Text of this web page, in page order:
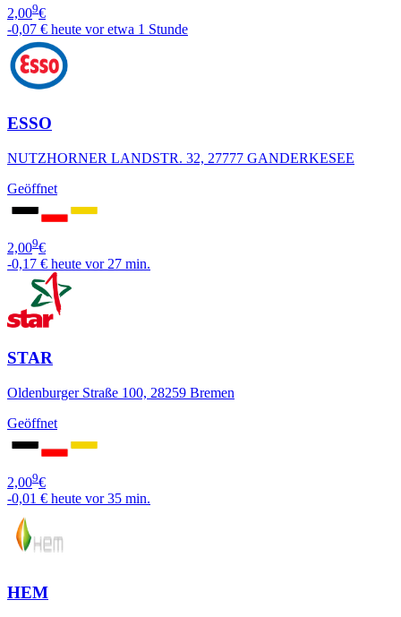
2,009€
-0,07 € heute vor etwa 1 Stunde
ESSO
NUTZHORNER LANDSTR. 32, 27777 GANDERKESEE
Geöffnet
2,009€
-0,17 € heute vor 27 min.
STAR
Oldenburger Straße 100, 28259 Bremen
Geöffnet
2,009€
-0,01 € heute vor 35 min.
HEM